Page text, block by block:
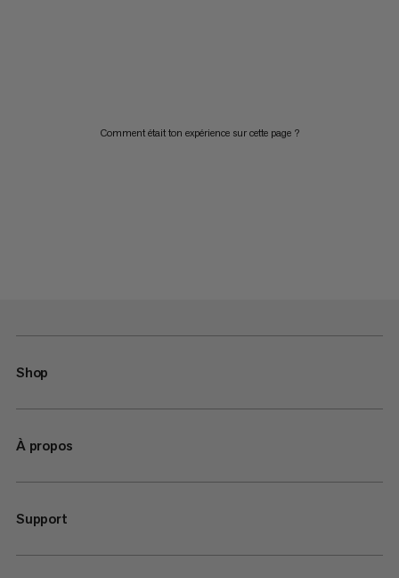
Comment était ton expérience sur cette page ?
Shop
À propos
Support